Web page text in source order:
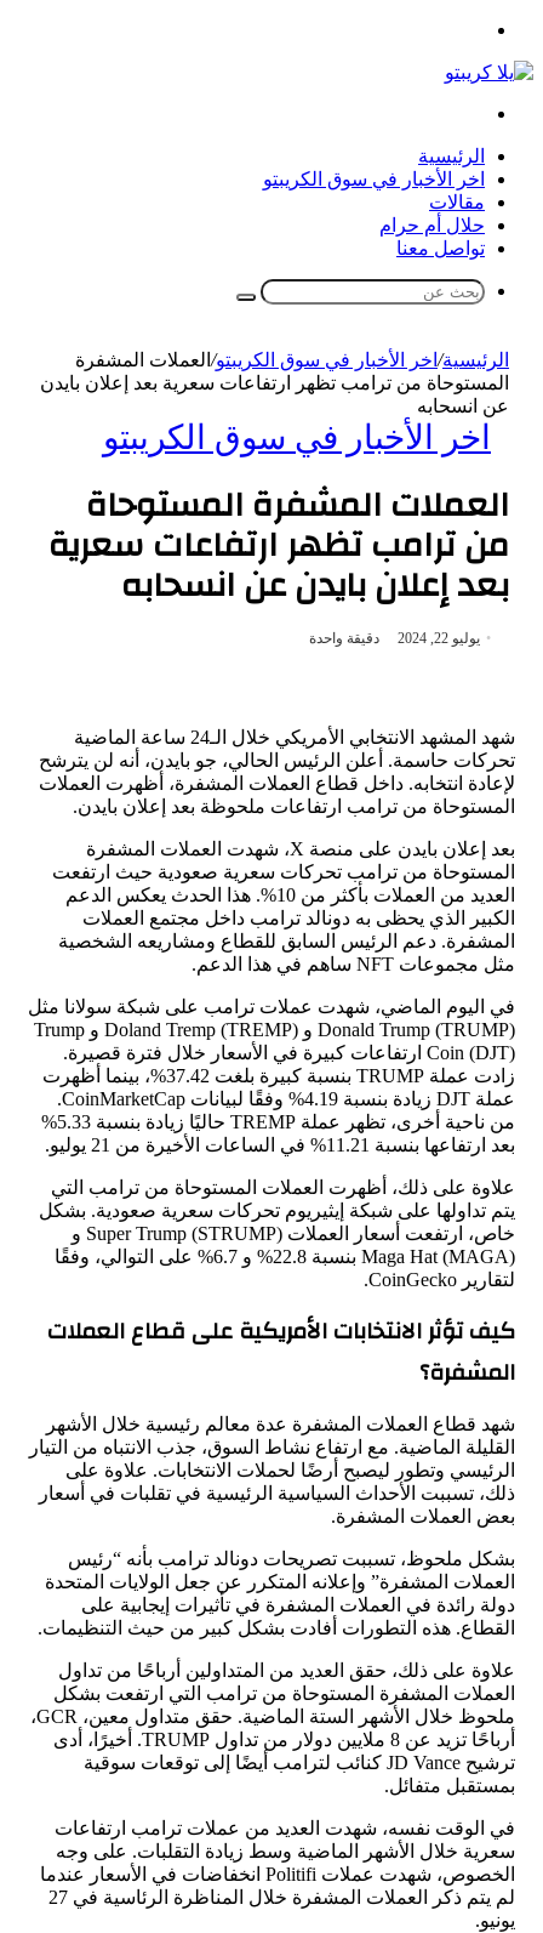
الرئيسية
اخر الأخبار في سوق الكريبتو
مقالات
حلال أم حرام
تواصل معنا
بحث
الرئيسية/ اخر الأخبار في سوق الكريبتو/ العملات المشفرة
المستوحاة من ترامب تظهر ارتفاعات سعرية بعد إعلان بايدن
عن انسحابه
اخر الأخبار في سوق الكريبتو
العملات المشفرة المستوحاة
من ترامب تظهر ارتفاعات سعرية
بعد إعلان بايدن عن انسحابه
يوليو 22, 2024 دقيقة واحدة
شهد المشهد الانتخابي الأمريكي خلال الـ24 ساعة الماضية
تحركات حاسمة. أعلن الرئيس الحالي، جو بايدن، أنه لن يترشح
لإعادة انتخابه. داخل قطاع العملات المشفرة، أظهرت العملات
المستوحاة من ترامب ارتفاعات ملحوظة بعد إعلان بايدن.
بعد إعلان بايدن على منصة X، شهدت العملات المشفرة
المستوحاة من ترامب تحركات سعرية صعودية حيث ارتفعت
العديد من العملات بأكثر من 10%. هذا الحدث يعكس الدعم
الكبير الذي يحظى به دونالد ترامب داخل مجتمع العملات
المشفرة. دعم الرئيس السابق للقطاع ومشاريعه الشخصية
مثل مجموعات NFT ساهم في هذا الدعم.
في اليوم الماضي، شهدت عملات ترامب على شبكة سولانا مثل
Donald Trump (TRUMP) و Doland Tremp (TREMP) و Trump
Coin (DJT) ارتفاعات كبيرة في الأسعار خلال فترة قصيرة.
زادت عملة TRUMP بنسبة كبيرة بلغت 37.42%، بينما أظهرت
عملة DJT زيادة بنسبة 4.19% وفقًا لبيانات CoinMarketCap.
من ناحية أخرى، تظهر عملة TREMP حاليًا زيادة بنسبة 5.33%
بعد ارتفاعها بنسبة 11.21% في الساعات الأخيرة من 21 يوليو.
علاوة على ذلك، أظهرت العملات المستوحاة من ترامب التي
يتم تداولها على شبكة إيثيريوم تحركات سعرية صعودية. بشكل
خاص، ارتفعت أسعار العملات Super Trump (STRUMP) و
Maga Hat (MAGA) بنسبة 22.8% و 6.7% على التوالي، وفقًا
لتقارير CoinGecko.
كيف تؤثر الانتخابات الأمريكية على قطاع العملات
المشفرة؟
شهد قطاع العملات المشفرة عدة معالم رئيسية خلال الأشهر
القليلة الماضية. مع ارتفاع نشاط السوق، جذب الانتباه من التيار
الرئيسي وتطور ليصبح أرضًا لحملات الانتخابات. علاوة على
ذلك، تسببت الأحداث السياسية الرئيسية في تقلبات في أسعار
بعض العملات المشفرة.
بشكل ملحوظ، تسببت تصريحات دونالد ترامب بأنه “رئيس
العملات المشفرة” وإعلانه المتكرر عن جعل الولايات المتحدة
دولة رائدة في العملات المشفرة في تأثيرات إيجابية على
القطاع. هذه التطورات أفادت بشكل كبير من حيث التنظيمات.
علاوة على ذلك، حقق العديد من المتداولين أرباحًا من تداول
العملات المشفرة المستوحاة من ترامب التي ارتفعت بشكل
ملحوظ خلال الأشهر الستة الماضية. حقق متداول معين، GCR،
أرباحًا تزيد عن 8 ملايين دولار من تداول TRUMP. أخيرًا، أدى
ترشيح JD Vance كنائب لترامب أيضًا إلى توقعات سوقية
بمستقبل متفائل.
في الوقت نفسه، شهدت العديد من عملات ترامب ارتفاعات
سعرية خلال الأشهر الماضية وسط زيادة التقلبات. على وجه
الخصوص، شهدت عملات Politifi انخفاضات في الأسعار عندما
لم يتم ذكر العملات المشفرة خلال المناظرة الرئاسية في 27
يونيو.